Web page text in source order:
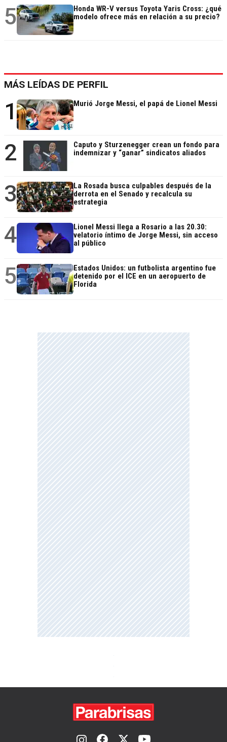
5
Honda WR-V versus Toyota Yaris Cross: ¿qué
modelo ofrece más en relación a su precio?
MÁS LEÍDAS DE PERFIL
1 Murió Jorge Messi, el papá de Lionel Messi
2
Caputo y Sturzenegger crean un fondo para
indemnizar y “ganar” sindicatos aliados
3
La Rosada busca culpables después de la
derrota en el Senado y recalcula su
estrategia
4
Lionel Messi llega a Rosario a las 20.30:
velatorio íntimo de Jorge Messi, sin acceso
al público
5
Estados Unidos: un futbolista argentino fue
detenido por el ICE en un aeropuerto de
Florida